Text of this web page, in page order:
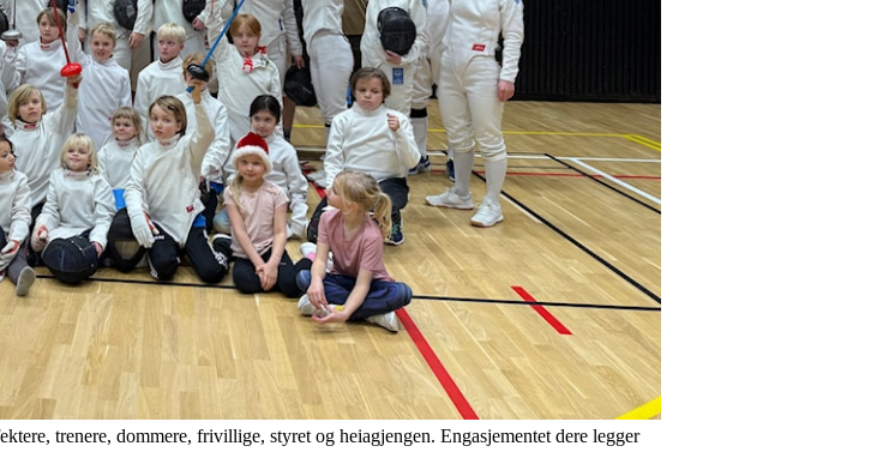
trenere, dommere, frivillige, styret og heiagjengen. Engasjementet dere legger